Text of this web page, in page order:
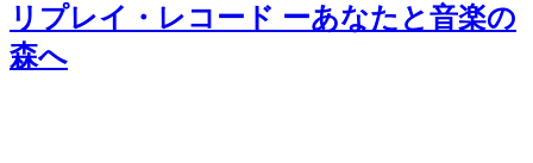
リプレイ・レコード ーあなたと音楽の
森へ